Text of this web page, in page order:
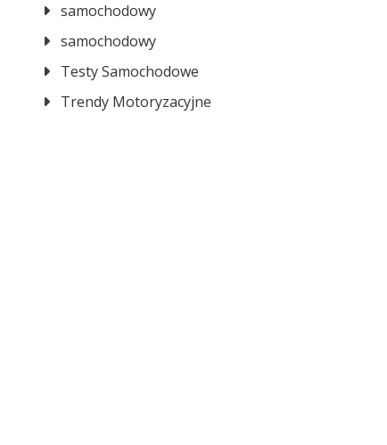
samochodowy
samochodowy
Testy Samochodowe
Trendy Motoryzacyjne